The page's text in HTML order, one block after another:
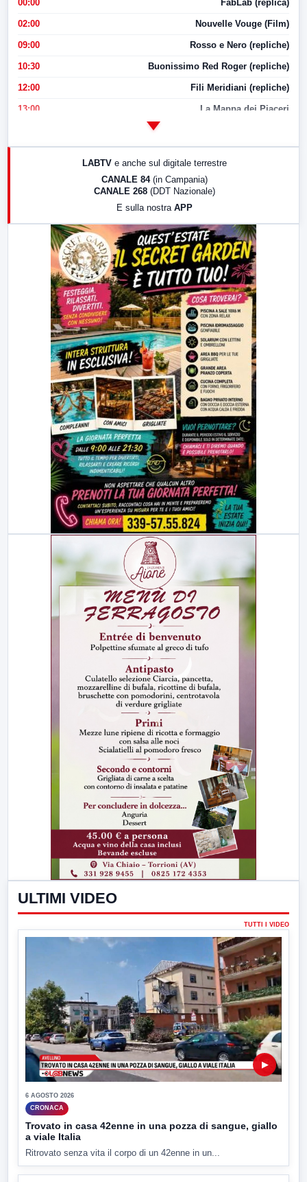
00:00 FabLab (replica)
02:00 Nouvelle Vouge (Film)
09:00 Rosso e Nero (repliche)
10:30 Buonissimo Red Roger (repliche)
12:00 Fili Meridiani (repliche)
13:00 La Mappa dei Piaceri
17:00 LabNews (replica)
LabNews (replica)
LABTV e anche sul digitale terrestre
CANALE 84 (in Campania)
CANALE 268 (DDT Nazionale)
E sulla nostra APP
ULTIMI VIDEO
TUTTI I VIDEO
▶
6 AGOSTO 2026
CRONACA
Trovato in casa 42enne in una pozza di sangue, giallo
a viale Italia
Ritrovato senza vita il corpo di un 42enne in un...